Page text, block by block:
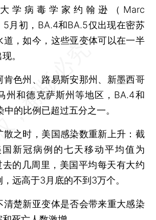
学病毒学家约翰逊（Marc
月初，BA.4和BA.5仅出现在密苏
道，如今，这些亚变体可以在一半
。
色州、路易斯安那州、新墨西哥
州和德克萨斯州等地区，BA.4和
的比例已超过五分之一。
之时，美国感染数重新上升：截
新冠病例的七天移动平均值为
的几周里，美国平均每天有大约
远高于3月底的不到3万个。
楚新亚变体是否会带来重大感染